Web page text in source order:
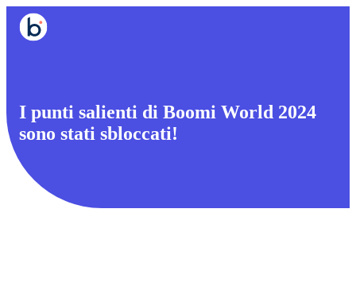
I punti salienti di Boomi World 2024
sono stati sbloccati!